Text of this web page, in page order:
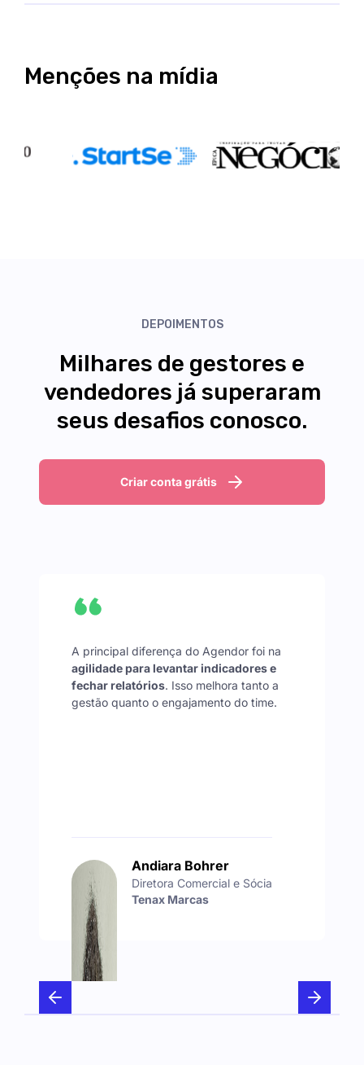
Menções na mídia
DEPOIMENTOS
Milhares de gestores e
vendedores já superaram
seus desafios conosco.
Criar conta grátis
A principal diferença do Agendor foi na
agilidade para levantar indicadores e
fechar relatórios. Isso melhora tanto a
gestão quanto o engajamento do time.
Andiara Bohrer
Diretora Comercial e Sócia
Tenax Marcas